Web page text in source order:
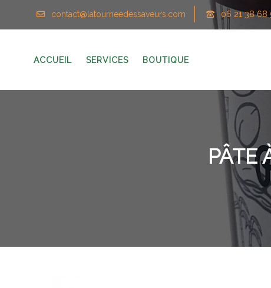
contact@latourneedessaveurs.com 06 21 38 68
ACCUEIL SERVICES BOUTIQUE
PÂTE